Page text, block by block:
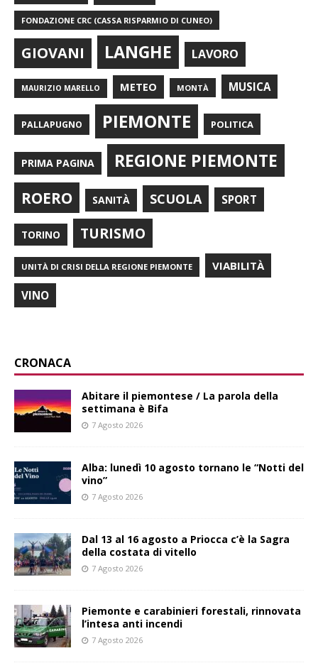
FONDAZIONE CRC (CASSA RISPARMIO DI CUNEO)
GIOVANI LANGHE LAVORO
MAURIZIO MARELLO METEO MONTÀ MUSICA
PALLAPUGNO PIEMONTE POLITICA
PRIMA PAGINA REGIONE PIEMONTE
ROERO SANITÀ SCUOLA SPORT
TORINO TURISMO
UNITÀ DI CRISI DELLA REGIONE PIEMONTE VIABILITÀ
VINO
CRONACA
Abitare il piemontese / La parola della
settimana è Bifa
7 Agosto 2026
Alba: lunedì 10 agosto tornano le “Notti del
vino”
7 Agosto 2026
Dal 13 al 16 agosto a Priocca c’è la Sagra
della costata di vitello
7 Agosto 2026
Piemonte e carabinieri forestali, rinnovata
l’intesa anti incendi
7 Agosto 2026